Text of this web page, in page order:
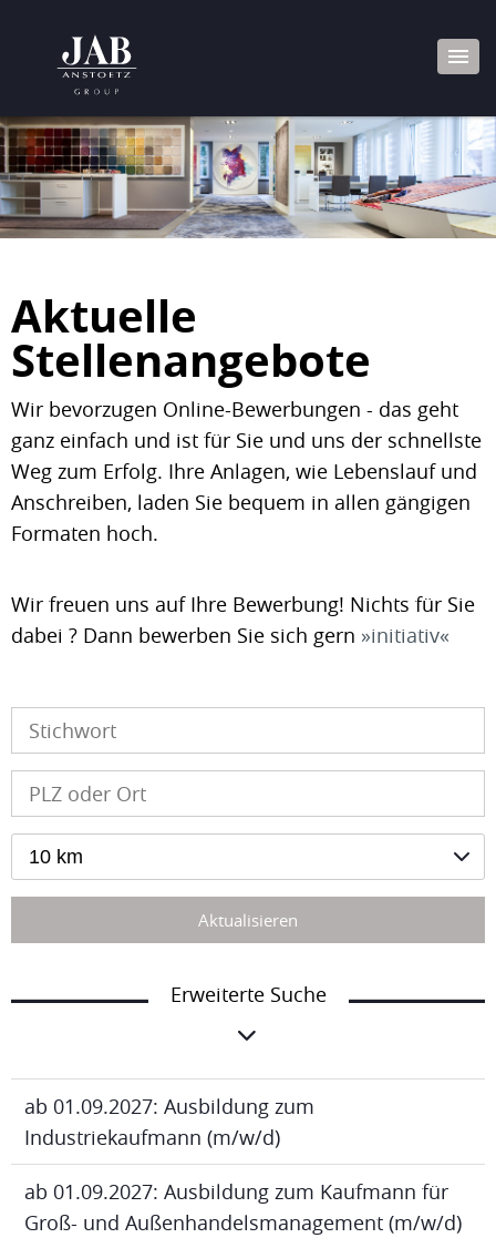
Aktuelle
Stellenangebote
Wir bevorzugen Online-Bewerbungen - das geht
ganz einfach und ist für Sie und uns der schnellste
Weg zum Erfolg. Ihre Anlagen, wie Lebenslauf und
Anschreiben, laden Sie bequem in allen gängigen
Formaten hoch.
Wir freuen uns auf Ihre Bewerbung! Nichts für Sie
dabei ? Dann bewerben Sie sich gern
initiativ
10 km
Aktualisieren
Erweiterte Suche
ab 01.09.2027: Ausbildung zum
Industriekaufmann (m/w/d)
ab 01.09.2027: Ausbildung zum Kaufmann für
Groß- und Außenhandelsmanagement (m/w/d)